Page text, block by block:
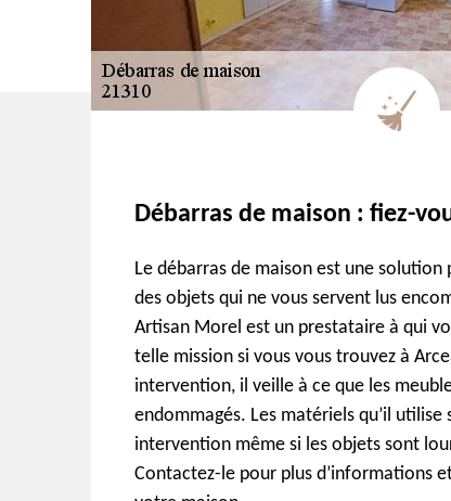
Débarras de maison : fiez-
Le débarras de maison est une solution
des objets qui ne vous servent lus
Artisan Morel est un prestataire à qui
telle mission si vous vous trouvez à
intervention, il veille à ce que les
endommagés. Les matériels qu’il
intervention même si les objets sont
Contactez-le pour plus d’informations